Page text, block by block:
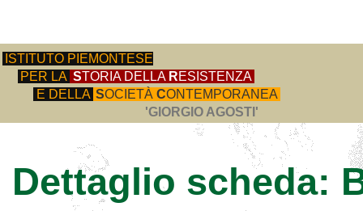
ISTITUTO PIEMONTESE
PER LA STORIA DELLA RESISTENZA
E DELLA SOCIETÀ CONTEMPORANEA
'GIORGIO AGOSTI'
Dettaglio scheda: